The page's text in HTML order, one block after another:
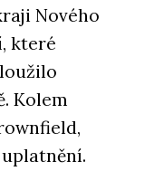
Nového
které
Kolem